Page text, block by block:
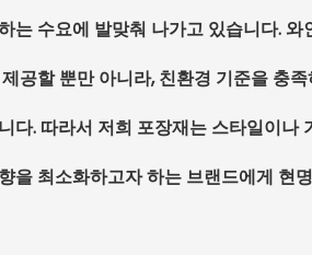
는 수요에 발맞춰 나가고 있습니다.
공할 뿐만 아니라, 친환경 기준을 충
다. 따라서 저희 포장재는 스타일이나
을 최소화하고자 하는 브랜드에게 현